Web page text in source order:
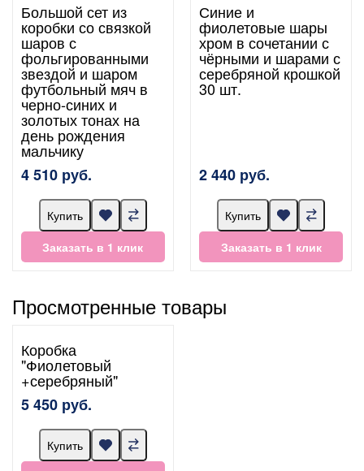
Большой сет из
коробки со связкой
шаров с
фольгированными
звездой и шаром
футбольный мяч в
черно-синих и
золотых тонах на
день рождения
мальчику
4 510 руб.
Купить
Заказать в 1 клик
Синие и
фиолетовые шары
хром в сочетании с
чёрными и шарами с
серебряной крошкой
30 шт.
2 440 руб.
Купить
Заказать в 1 клик
Просмотренные товары
Коробка
"Фиолетовый
+серебряный"
5 450 руб.
Купить